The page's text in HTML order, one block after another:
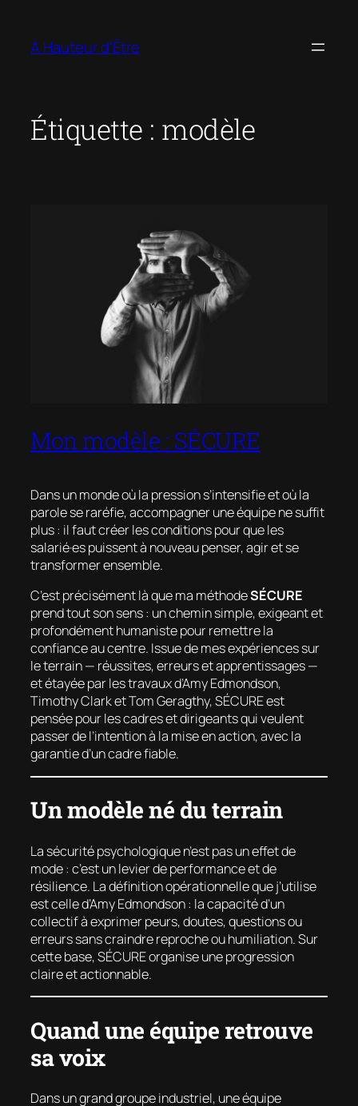
contenu
À Hauteur d'Être
Étiquette : modèle
Mon modèle : SÉCURE
Dans un monde où la pression s’intensifie et où la
parole se raréfie, accompagner une équipe ne suffit
plus : il faut créer les conditions pour que les
salarié·es puissent à nouveau penser, agir et se
transformer ensemble.
C’est précisément là que ma méthodeSÉCURE
prend tout son sens : un chemin simple, exigeant et
profondément humaniste pour remettre la
confiance au centre. Issue de mes expériences sur
le terrain — réussites, erreurs et apprentissages —
et étayée par les travaux d’Amy Edmondson,
Timothy Clark et Tom Geragthy, SÉCURE est
pensée pour les cadres et dirigeants qui veulent
passer de l’intention à la mise en action, avec la
garantie d’un cadre fiable.
Un modèle né du terrain
La sécurité psychologique n’est pas un effet de
mode : c’est un levier de performance et de
résilience. La définition opérationnelle que j’utilise
est celle d’Amy Edmondson : la capacité d’un
collectif à exprimer peurs, doutes, questions ou
erreurs sans craindre reproche ou humiliation. Sur
cette base, SÉCURE organise une progression
claire et actionnable.
Quand une équipe retrouve
sa voix
Dans un grand groupe industriel, une équipe